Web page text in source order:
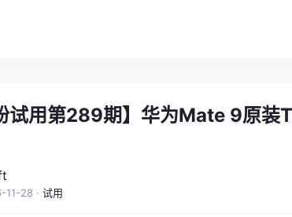
试用第289期】华为Mate 9原装
11-28 · 试用